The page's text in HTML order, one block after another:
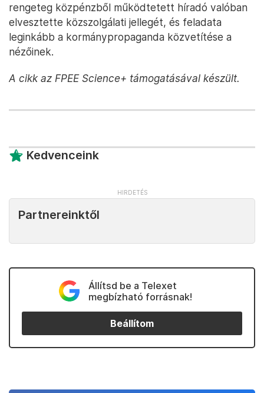
rengeteg közpénzből működtetett híradó valóban
elvesztette közszolgálati jellegét, és feladata
leginkább a kormánypropaganda közvetítése a
nézőinek.
A cikk az FPEE Science+ támogatásával készült.
Kedvenceink
Partnereinktől
Állítsd be a Telexet
megbízható forrásnak!
Beállítom